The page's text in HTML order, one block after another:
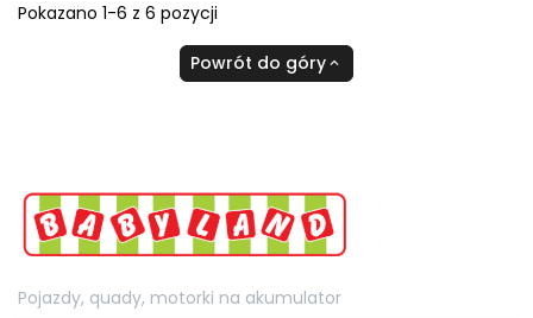
Pokazano 1-6 z 6 pozycji
Powrót do góry 
Pojazdy, quady, motorki na akumulator